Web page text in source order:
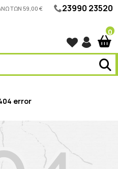
ΤΩΝ 59,00 € 23990 23520
0
error